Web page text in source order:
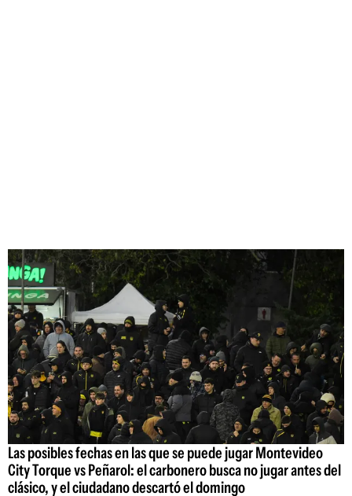
Las posibles fechas en las que se puede jugar Montevideo
City Torque vs Peñarol: el carbonero busca no jugar antes del
clásico, y el ciudadano descartó el domingo